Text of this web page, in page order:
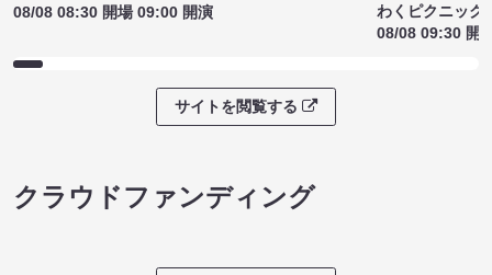
08/08 08:30 開場 09:00 開演
わくピクニック
08/08 09:30 開
サイトを閲覧する
クラウドファンディング